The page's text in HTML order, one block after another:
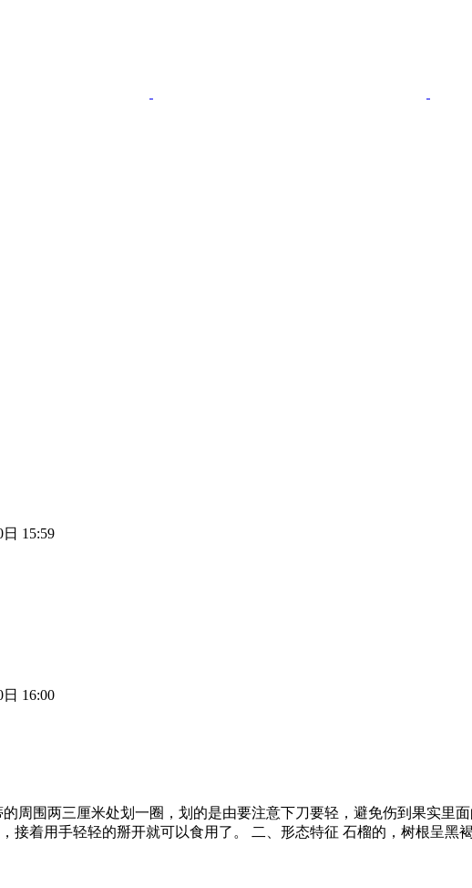
15:59
16:00
周围两三厘米处划一圈，划的是由要注意下刀要轻，避免伤到果实里
接着用手轻轻的掰开就可以食用了。 二、形态特征 石榴的，树根呈黑